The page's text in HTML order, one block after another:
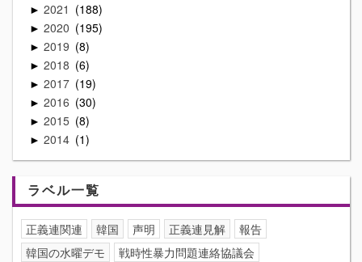
► 2021 188
► 2020 195
► 2019 8
► 2018 6
► 2017 19
► 2016 30
► 2015 8
► 2014 1
ラベル一覧
正義連関連 韓国 声明 正義連見解
報告
韓国の水曜デモ
戦時性暴力問題連絡協議会